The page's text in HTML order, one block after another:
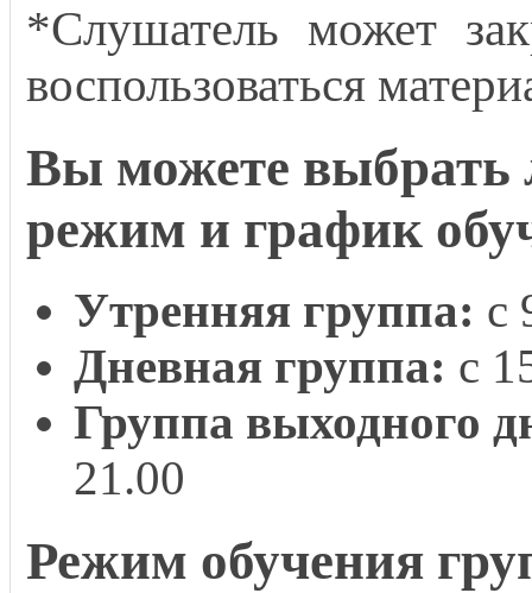
*Слушатель может
воспользоваться
Вы можете выбрать
режим и график
Утренняя группа: с
Дневная группа: с
Группа выходного
21.00
Режим обучения